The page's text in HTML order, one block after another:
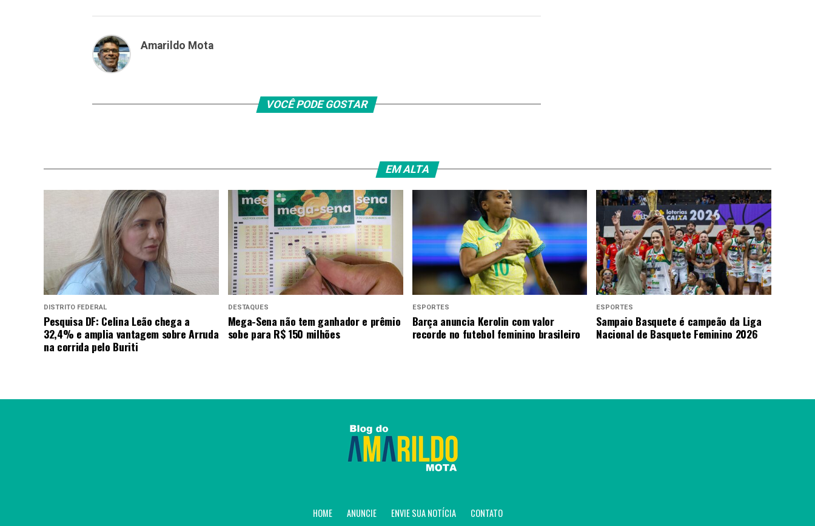
Amarildo Mota
VOCÊ PODE GOSTAR
EM ALTA
DISTRITO FEDERAL
Pesquisa DF: Celina Leão chega a
32,4% e amplia vantagem sobre Arruda
na corrida pelo Buriti
DESTAQUES
Mega-Sena não tem ganhador e prêmio
sobe para R$ 150 milhões
ESPORTES
Barça anuncia Kerolin com valor
recorde no futebol feminino brasileiro
ESPORTES
Sampaio Basquete é campeão da Liga
Nacional de Basquete Feminino 2026
HOME ANUNCIE ENVIE SUA NOTÍCIA CONTATO